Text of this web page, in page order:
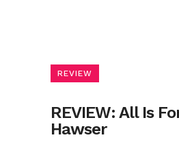
REVIEW
REVIEW: All Is
Hawser